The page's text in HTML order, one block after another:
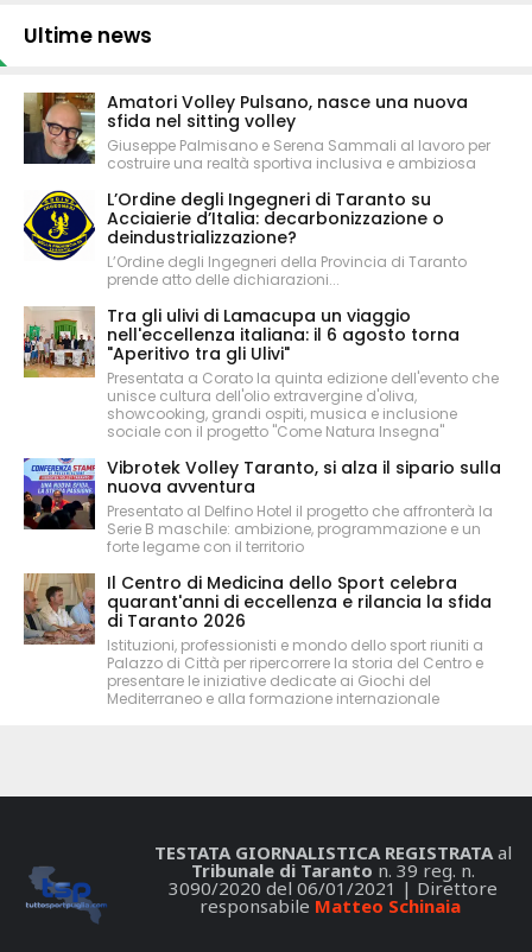
Ultime news
Amatori Volley Pulsano, nasce una nuova
sfida nel sitting volley
Giuseppe Palmisano e Serena Sammali al lavoro per
costruire una realtà sportiva inclusiva e ambiziosa
L’Ordine degli Ingegneri di Taranto su
Acciaierie d’Italia: decarbonizzazione o
deindustrializzazione?
L’Ordine degli Ingegneri della Provincia di Taranto
prende atto delle dichiarazioni...
Tra gli ulivi di Lamacupa un viaggio
nell'eccellenza italiana: il 6 agosto torna
"Aperitivo tra gli Ulivi"
Presentata a Corato la quinta edizione dell'evento che
unisce cultura dell'olio extravergine d'oliva,
showcooking, grandi ospiti, musica e inclusione
sociale con il progetto "Come Natura Insegna"
Vibrotek Volley Taranto, si alza il sipario sulla
nuova avventura
Presentato al Delfino Hotel il progetto che affronterà la
Serie B maschile: ambizione, programmazione e un
forte legame con il territorio
Il Centro di Medicina dello Sport celebra
quarant'anni di eccellenza e rilancia la sfida
di Taranto 2026
Istituzioni, professionisti e mondo dello sport riuniti a
Palazzo di Città per ripercorrere la storia del Centro e
presentare le iniziative dedicate ai Giochi del
Mediterraneo e alla formazione internazionale
TESTATA GIORNALISTICA REGISTRATAal
Tribunale di Taranto n. 39 reg. n.
3090/2020 del 06/01/2021 | Direttore
responsabile Matteo Schinaia